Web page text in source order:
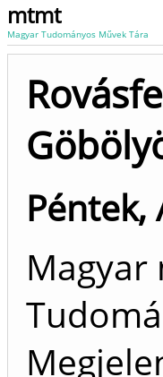
mtmt
Magyar Tudományos Művek Tára
Péntek,
Magyar